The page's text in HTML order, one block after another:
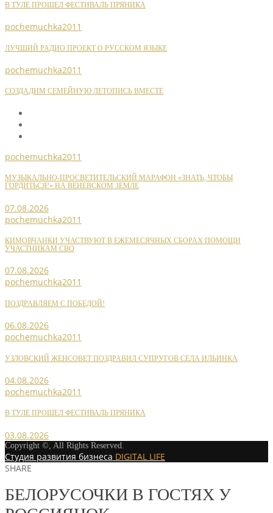
В ТУЛЕ ПРОШЕЛ ФЕСТИВАЛЬ ПРЯНИКА
pochemuchka2011
ЛУЧШИЙ РАДИО ПРОЕКТ О РУССКОМ ЯЗЫКЕ
pochemuchka2011
СОЗДАДИМ СЕМЕЙНУЮ ЛЕТОПИСЬ ВМЕСТЕ
pochemuchka2011
МУЗЫКАЛЬНО-ПРОСВЕТИТЕЛЬСКИЙ МАРАФОН «ЗНАТЬ, ЧТОБЫ
ГОРДИТЬСЯ!» НА ВЕНЕВСКОМ ЗЕМЛЕ
07.08.2026
pochemuchka2011
КИМОВЧАНКИ УЧАСТВУЮТ В ЕЖЕМЕСЯЧНЫХ СБОРАХ ПОМОЩИ
УЧАСТНИКАМ СВО
07.08.2026
pochemuchka2011
ПОЗДРАВЛЯЕМ С ПОБЕДОЙ!
06.08.2026
pochemuchka2011
УЗЛОВСКИЙ ЖЕНСОВЕТ ПОЗДРАВИЛ СУПРУГОВ СЕЛА ИЛЬИНКА
04.08.2026
pochemuchka2011
В ТУЛЕ ПРОШЕЛ ФЕСТИВАЛЬ ПРЯНИКА
03.08.2026
Copyright ©, All Rights Reserved.
Студия развития бизнеса DIGITAL LIFE
SHARE
БЕЛОРУСОЧКИ В ГОСТЯХ У